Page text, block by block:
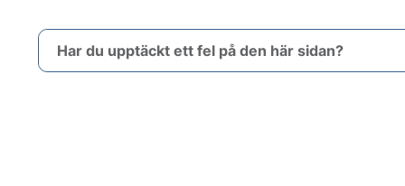
Har du upptäckt ett fel på den här sidan?